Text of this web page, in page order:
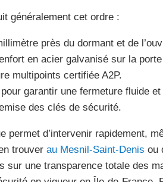
généralement cet ordre :
près du dormant et de
en acier galvanisé sur la
multipoints certifiée A2P.
garantir une fermeture fluide
des clés de sécurité.
permet d’intervenir rapidement,
trouver au Mesnil-Saint-Denis ou
sur une transparence totale des